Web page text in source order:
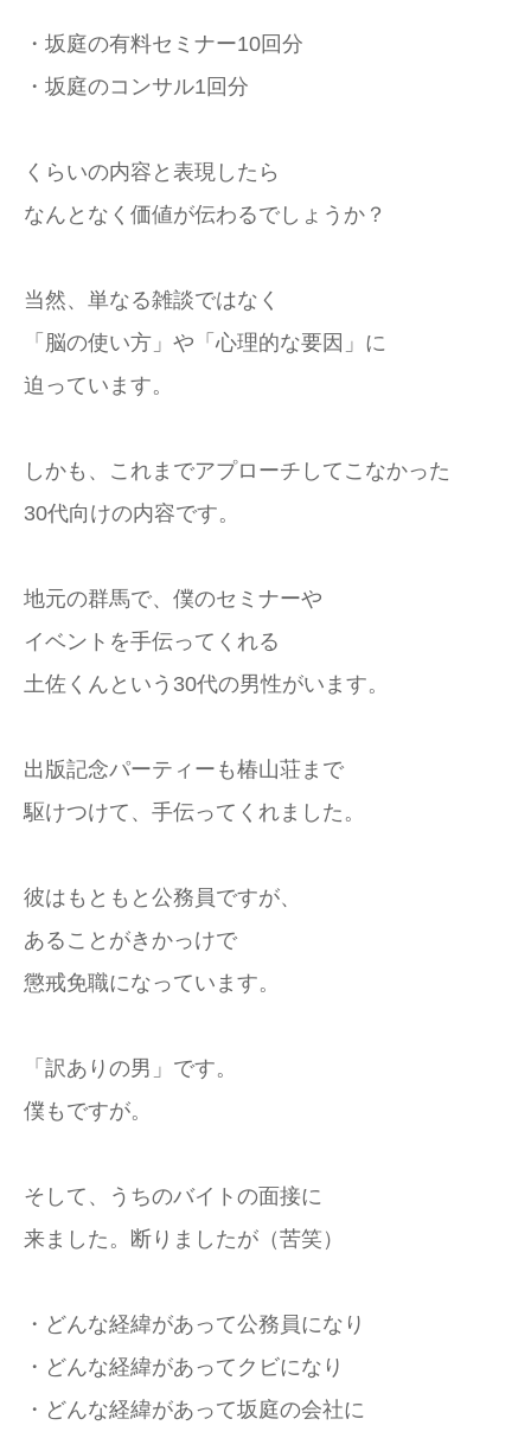
・坂庭の有料セミナー10回分
・坂庭のコンサル1回分
くらいの内容と表現したら
なんとなく価値が伝わるでしょうか？
当然、単なる雑談ではなく
「脳の使い方」や「心理的な要因」に
迫っています。
しかも、これまでアプローチしてこなかった
30代向けの内容です。
地元の群馬で、僕のセミナーや
イベントを手伝ってくれる
土佐くんという30代の男性がいます。
出版記念パーティーも椿山荘まで
駆けつけて、手伝ってくれました。
彼はもともと公務員ですが、
あることがきかっけで
懲戒免職になっています。
「訳ありの男」です。
僕もですが。
そして、うちのバイトの面接に
来ました。断りましたが（苦笑）
・どんな経緯があって公務員になり
・どんな経緯があってクビになり
・どんな経緯があって坂庭の会社に